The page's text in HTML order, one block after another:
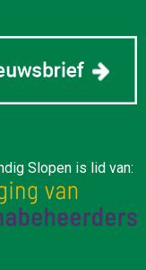
Slopen is lid van: